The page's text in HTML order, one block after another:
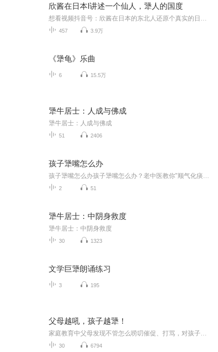
欣酱在日本I讲述一个仙人，犟人的国度
457 3.9万
《犟龟》乐曲
6 15.5万
犟牛居士：人成与佛成
犟牛居士：人成与佛成
51 2406
孩子犟嘴怎么办
2 51
犟牛居士：中阴身救度
犟牛居士：中阴身救度
30 1323
文学巨犟朗诵练习
3 195
父母越吼，孩子越犟！
30 6794